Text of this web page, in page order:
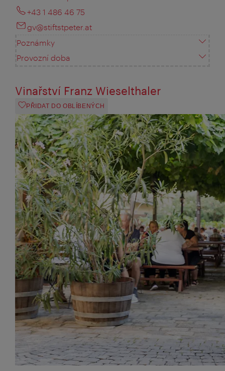
+43 1 486 46 75
gv@stiftstpeter.at
Poznámky
Provozní doba
Vinařství Franz Wieselthaler
PŘIDAT DO OBLÍBENÝCH